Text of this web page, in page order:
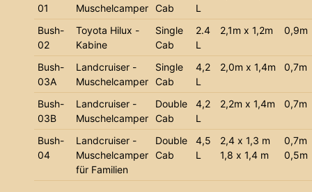
01
Muschelcamper Cab
L
Bush-
02
Toyota Hilux -
Kabine
Single
Cab
2.4
L
2,1m x 1,2m 0,9m
Bush-
03A
Landcruiser -
Muschelcamper
Single
Cab
4,2
L
2,0m x 1,4m 0,7m
Bush-
03B
Landcruiser -
Muschelcamper
Double
Cab
4,2
L
2,2m x 1,4m 0,7m
Bush-
04
Landcruiser -
Muschelcamper
für Familien
Double
Cab
4,5
L
2,4 x 1,3 m
1,8 x 1,4 m
0,7m
0,5m